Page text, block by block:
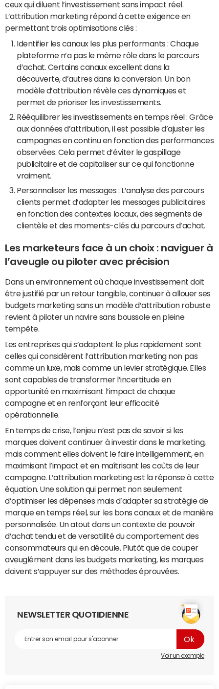
ceux qui diluent l’investissement sans impact réel.
L’attribution marketing répond à cette exigence en
permettant trois optimisations clés :
Identifier les canaux les plus performants : Chaque
plateforme n’a pas le même rôle dans le parcours
d’achat. Certains canaux excellent dans la
découverte, d’autres dans la conversion. Un bon
modèle d’attribution révèle ces dynamiques et
permet de prioriser les investissements.
Rééquilibrer les investissements en temps réel : Grâce
aux données d’attribution, il est possible d’ajuster les
campagnes en continu en fonction des performances
observées. Cela permet d’éviter le gaspillage
publicitaire et de capitaliser sur ce qui fonctionne
vraiment.
Personnaliser les messages : L’analyse des parcours
clients permet d’adapter les messages publicitaires
en fonction des contextes locaux, des segments de
clientèle et des moments-clés du parcours d’achat.
Les marketeurs face à un choix : naviguer à
l’aveugle ou piloter avec précision
Dans un environnement où chaque investissement doit
être justifié par un retour tangible, continuer à allouer ses
budgets marketing sans un modèle d’attribution robuste
revient à piloter un navire sans boussole en pleine
tempête.
Les entreprises qui s’adaptent le plus rapidement sont
celles qui considèrent l’attribution marketing non pas
comme un luxe, mais comme un levier stratégique. Elles
sont capables de transformer l’incertitude en
opportunité en maximisant l’impact de chaque
campagne et en renforçant leur efficacité
opérationnelle.
En temps de crise, l’enjeu n’est pas de savoir si les
marques doivent continuer à investir dans le marketing,
mais comment elles doivent le faire intelligemment, en
maximisant l’impact et en maîtrisant les coûts de leur
campagne. L’attribution marketing est la réponse à cette
équation. Une solution qui permet non seulement
d’optimiser les dépenses mais d’adapter sa stratégie de
marque en temps réel, sur les bons canaux et de manière
personnalisée. Un atout dans un contexte de pouvoir
d’achat tendu et de versatilité du comportement des
consommateurs qui en découle. Plutôt que de couper
aveuglément dans les budgets marketing, les marques
doivent s’appuyer sur des méthodes éprouvées.
NEWSLETTER QUOTIDIENNE
Voir un exemple